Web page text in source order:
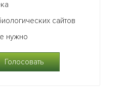
сайтов
нужно